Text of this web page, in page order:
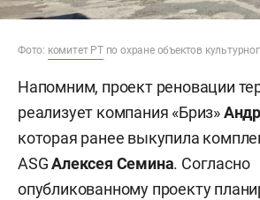
Фото: комитет РТпо охране объектов
Напомним, проект реновации
реализует компания «Бриз»
которая ранее выкупила
ASGАлексея Семина. Согласно
опубликованному проекту